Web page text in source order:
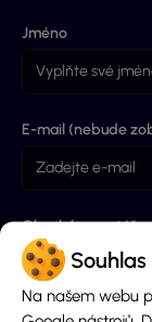
Na našem webu
Jméno
E-mail (nebude
Obsah komentáře